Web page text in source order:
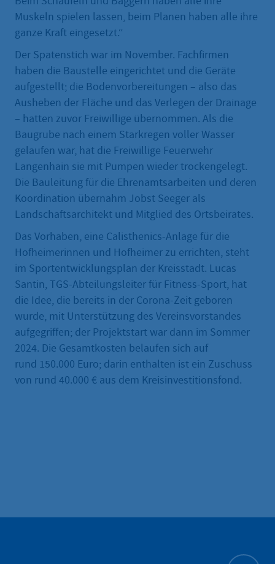
Muskeln spielen lassen, beim Planen haben alle ihre
ganze Kraft eingesetzt.“
Der Spatenstich war im November. Fachfirmen
haben die Baustelle eingerichtet und die Geräte
aufgestellt; die Bodenvorbereitungen – also das
Ausheben der Fläche und das Verlegen der Drainage
– hatten zuvor Freiwillige übernommen. Als die
Baugrube nach einem Starkregen voller Wasser
gelaufen war, hat die Freiwillige Feuerwehr
Langenhain sie mit Pumpen wieder trockengelegt.
Die Bauleitung für die Ehrenamtsarbeiten und deren
Koordination übernahm Jobst Seeger als
Landschaftsarchitekt und Mitglied des Ortsbeirates.
Das Vorhaben, eine Calisthenics-Anlage für die
Hofheimerinnen und Hofheimer zu errichten, steht
im Sportentwicklungsplan der Kreisstadt. Lucas
Santin, TGS-Abteilungsleiter für Fitness-Sport, hat
die Idee, die bereits in der Corona-Zeit geboren
wurde, mit Unterstützung des Vereinsvorstandes
aufgegriffen; der Projektstart war dann im Sommer
2024. Die Gesamtkosten belaufen sich auf
rund 150.000 Euro; darin enthalten ist ein Zuschuss
von rund 40.000 € aus dem Kreisinvestitionsfond.